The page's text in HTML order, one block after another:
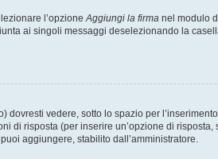
l’opzioneAggiungi la firma nel modulo
ai singoli messaggi deselezionando la
vedere, sotto lo spazio per
di risposta (per inserire un’opzione di
aggiungere, stabilito dall’amministratore.